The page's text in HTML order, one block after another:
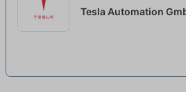
Tesla Automation